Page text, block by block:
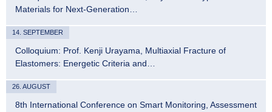
Materials for Next-Generation…
14. SEPTEMBER
Colloquium: Prof. Kenji Urayama, Multiaxial Fracture of
Elastomers: Energetic Criteria and…
26. AUGUST
8th International Conference on Smart Monitoring, Assessment